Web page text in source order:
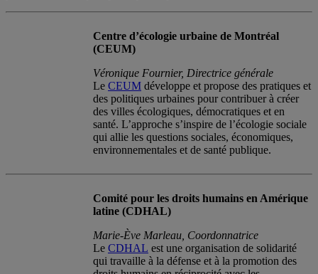
mont Royal.
Centre d’écologie urbaine de Montréal
(CEUM)
Véronique Fournier, Directrice générale
Le CEUM développe et propose des pratiques et
des politiques urbaines pour contribuer à créer
des villes écologiques, démocratiques et en
santé. L’approche s’inspire de l’écologie sociale
qui allie les questions sociales, économiques,
environnementales et de santé publique.
Comité pour les droits humains en Amérique
latine (CDHAL)
Marie-Ève Marleau, Coordonnatrice
Le CDHAL est une organisation de solidarité
qui travaille à la défense et à la promotion des